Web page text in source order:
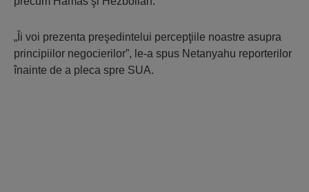
„Îi voi prezenta preşedintelui percepţiile noastre asupra
principiilor negocierilor”, le-a spus Netanyahu reporterilor
înainte de a pleca spre SUA.